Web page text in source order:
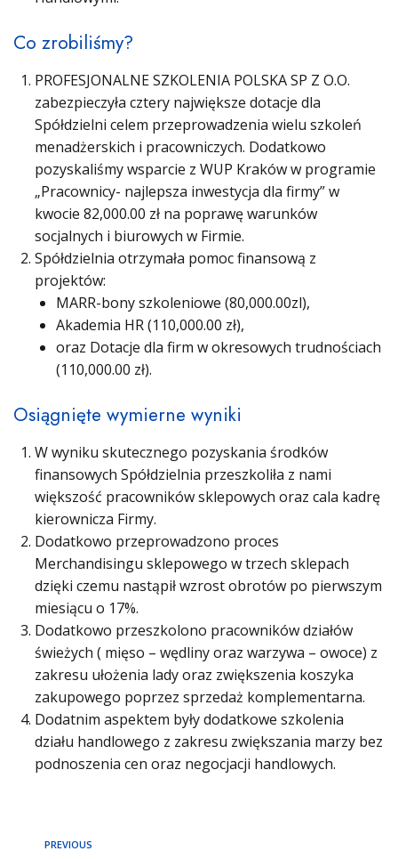
Co zrobiliśmy?
PROFESJONALNE SZKOLENIA POLSKA SP Z O.O.
zabezpieczyła cztery największe dotacje dla
Spółdzielni celem przeprowadzenia wielu szkoleń
menadżerskich i pracowniczych. Dodatkowo
pozyskaliśmy wsparcie z WUP Kraków w programie
„Pracownicy- najlepsza inwestycja dla firmy” w
kwocie 82,000.00 zł na poprawę warunków
socjalnych i biurowych w Firmie.
Spółdzielnia otrzymała pomoc finansową z
projektów:
MARR-bony szkoleniowe (80,000.00zl),
Akademia HR (110,000.00 zł),
oraz Dotacje dla firm w okresowych trudnościach
(110,000.00 zł).
Osiągnięte wymierne wyniki
W wyniku skutecznego pozyskania środków
finansowych Spółdzielnia przeszkoliła z nami
większość pracowników sklepowych oraz cala kadrę
kierownicza Firmy.
Dodatkowo przeprowadzono proces
Merchandisingu sklepowego w trzech sklepach
dzięki czemu nastąpił wzrost obrotów po pierwszym
miesiącu o 17%.
Dodatkowo przeszkolono pracowników działów
świeżych ( mięso – wędliny oraz warzywa – owoce) z
zakresu ułożenia lady oraz zwiększenia koszyka
zakupowego poprzez sprzedaż komplementarna.
Dodatnim aspektem były dodatkowe szkolenia
działu handlowego z zakresu zwiększania marzy bez
podnoszenia cen oraz negocjacji handlowych.
PREVIOUS